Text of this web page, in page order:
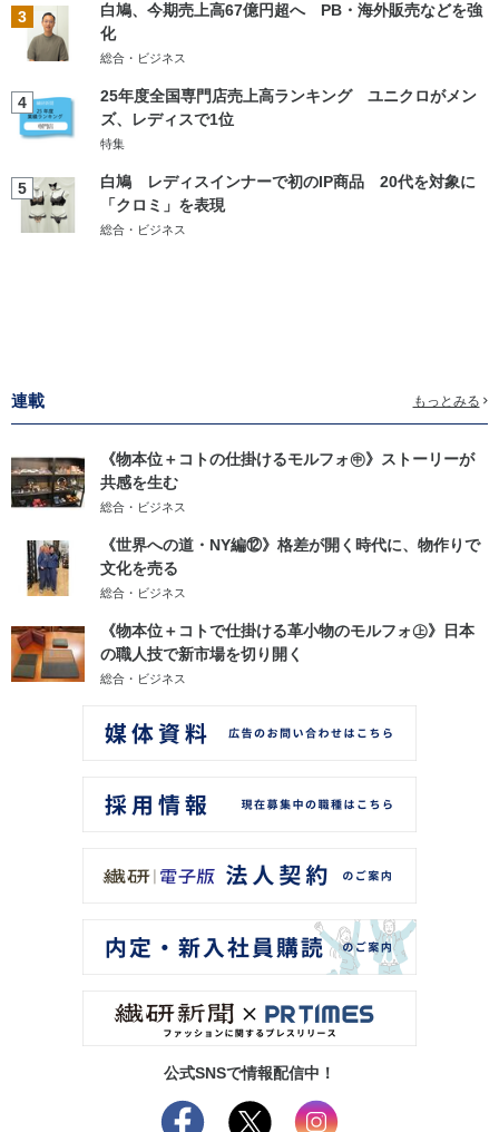
3
白鳩、今期売上高67億円超へ PB・海外販売などを強
化
総合・ビジネス
4
25年度全国専門店売上高ランキング ユニクロがメン
ズ、レディスで1位
特集
5
白鳩 レディスインナーで初のIP商品 20代を対象に
「クロミ」を表現
総合・ビジネス
連載 もっとみる
《物本位＋コトの仕掛けるモルフォ㊥》ストーリーが
共感を生む
総合・ビジネス
《世界への道・NY編⑫》格差が開く時代に、物作りで
文化を売る
総合・ビジネス
《物本位＋コトで仕掛ける革小物のモルフォ㊤》日本
の職人技で新市場を切り開く
総合・ビジネス
公式SNSで情報配信中！